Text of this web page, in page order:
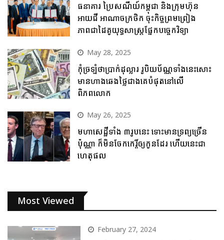
ធនាគារ ប្រៃសណីយ៍កម្ពុជា និងក្រុមហ៊ុន
អាយជី អាណាចក្រថិក ចុះកិច្ចព្រមព្រៀង
ភាពជាដៃគូយុទ្ធសាស្ត្រផ្នែកបច្ចេកវិទ្យា
May 28, 2025
កុំច្រឡំថាប្រាក់ដុល្លារ រូបិយប័ណ្ណទាំងនេះសោះ
មានហាងឆេងថ្លៃជាងគេបំផុតនៅលើ
ពិភពលោក
May 26, 2025
មហាសេដ្ឋីទាំង ៣រូបនេះ ទោះមានទ្រព្យច្រើន
ប៉ុណ្ណា ក៏មិនចែកកេរ្តិ៍ឲ្យកូនដែរ ហើយនេះជា
ហេតុផល
Most Viewed
February 27, 2024